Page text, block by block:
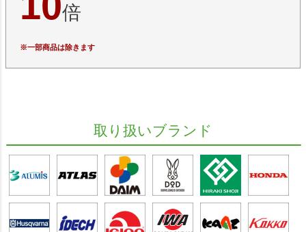
倍
※一部商品は除きます
取り扱いブランド